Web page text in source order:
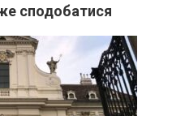
сподобатися